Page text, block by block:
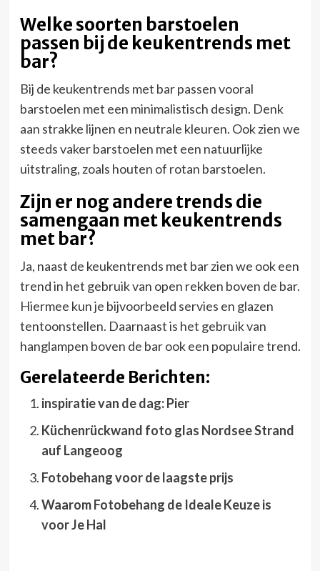
Welke soorten barstoelen
passen bij de keukentrends met
bar?
Bij de keukentrends met bar passen vooral
barstoelen met een minimalistisch design. Denk
aan strakke lijnen en neutrale kleuren. Ook zien we
steeds vaker barstoelen met een natuurlijke
uitstraling, zoals houten of rotan barstoelen.
Zijn er nog andere trends die
samengaan met keukentrends
met bar?
Ja, naast de keukentrends met bar zien we ook een
trend in het gebruik van open rekken boven de bar.
Hiermee kun je bijvoorbeeld servies en glazen
tentoonstellen. Daarnaast is het gebruik van
hanglampen boven de bar ook een populaire trend.
Gerelateerde Berichten:
inspiratie van de dag: Pier
Küchenrückwand foto glas Nordsee Strand
auf Langeoog
Fotobehang voor de laagste prijs
Waarom Fotobehang de Ideale Keuze is
voor Je Hal